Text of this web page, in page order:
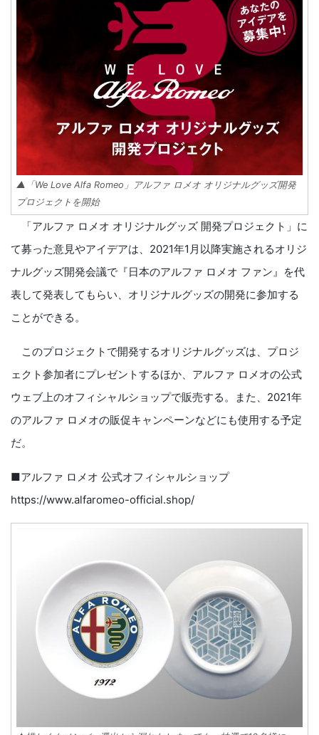
▲「We Love Alfa Romeo」アルファ ロメオ オリジナルグッズ開発
プロジェクトを開始
「アルファ ロメオ オリジナルグッズ 開発プロジェクト」に
て募った意見やアイデアは、2021年1月以降実施されるオリジ
ナルグッズ開発会議で『日本のアルファ ロメオ ファン』を代
表して発表してもらい、オリジナルグッズの開発に参加する
ことができる。
このプロジェクトで開発するオリジナルグッズは、プロジ
ェクト参加者にプレゼントするほか、アルファ ロメオの公式
ウェブ上のオフィシャルショップで販売する。また、2021年
のアルファ ロメオの販促キャンペーンなどにも使用する予定
だ。
■アルファ ロメオ 公式オフィシャルショップ
https://www.alfaromeo-official.shop/